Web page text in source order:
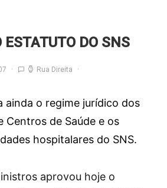
ESTATUTO DO SNS
Rua Direita
ainda o regime jurídico dos
Centros de Saúde e os
hospitalares do SNS.
aprovou hoje o